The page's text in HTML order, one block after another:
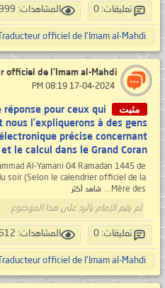
تعليقات: 0 المشاهدات: 101,999
Traducteur officiel de l'Imam al-Mahdi
officiel de l'Imam al-Mahdi
مثبت
pour ceux qui
nous l'expliquerons à des gens
précise concernant
le calcul dans le Grand Coran ..
Al-Yamani 04 Ramadan 1445 de
soir (Selon le calendrier officiel de la
Mère des...
شاهد أكثر
لم يقم الإمام بالرد على هذا الموضوع
تعليقات: 0 المشاهدات: 81,612
Traducteur officiel de l'Imam al-Mahdi